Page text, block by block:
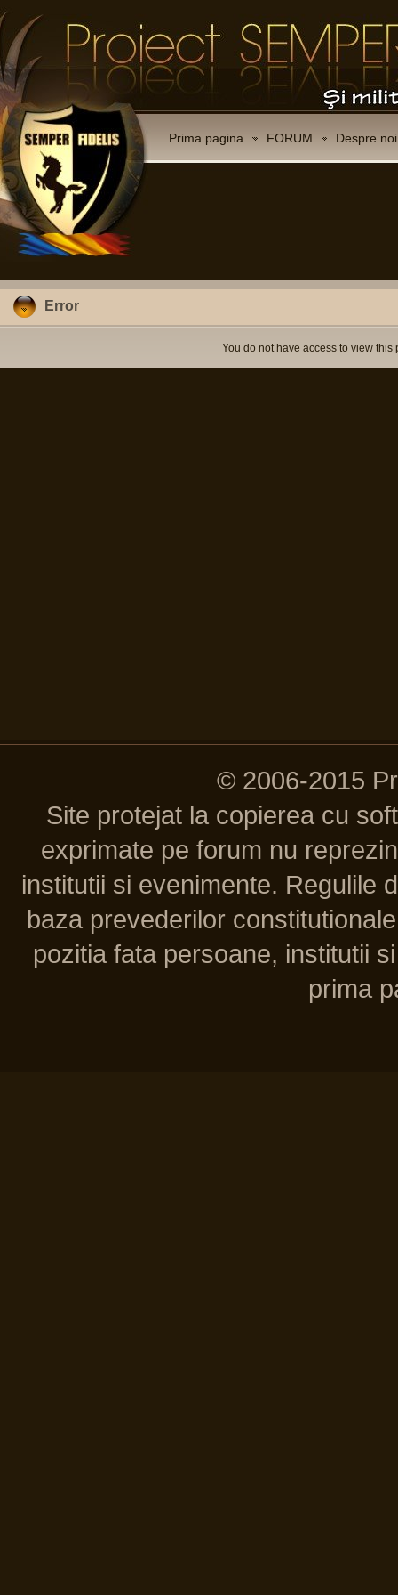
Prima pagina FORUM Despre noi
Error
You do not have access to view this
© 2006-2015
Site protejat la copierea cu
exprimate pe forum nu
institutii si evenimente. Regulile
baza prevederilor
pozitia fata persoane, institutii
prima